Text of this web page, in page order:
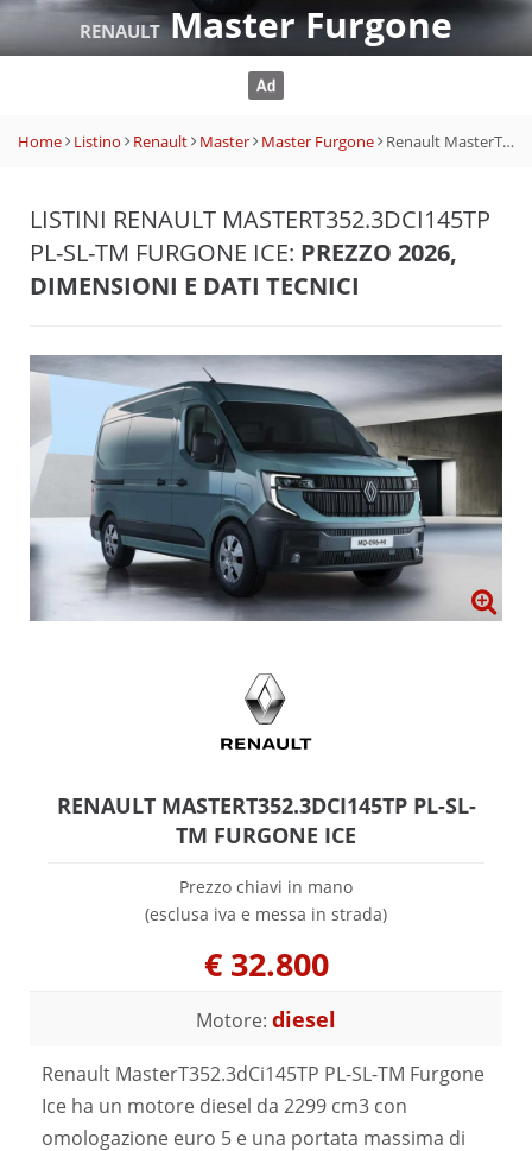
RENAULTMaster Furgone
Home Listino Renault Master Master Furgone Renault MasterT352.3dCi145TP PL-SL-TM Furgone Ice
LISTINI RENAULT MASTERT352.3DCI145TP
PL-SL-TM FURGONE ICE: PREZZO 2026,
DIMENSIONI E DATI TECNICI
RENAULT MASTERT352.3DCI145TP PL-SL-
TM FURGONE ICE
Prezzo chiavi in mano
(esclusa iva e messa in strada)
€ 32.800
Motore: diesel
Renault MasterT352.3dCi145TP PL-SL-TM Furgone
Ice ha un motore diesel da 2299 cm3 con
omologazione euro 5 e una portata massima di